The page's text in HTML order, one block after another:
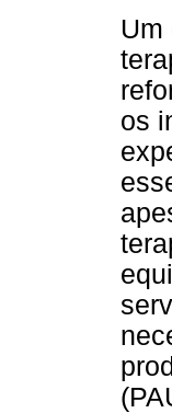
Um
os